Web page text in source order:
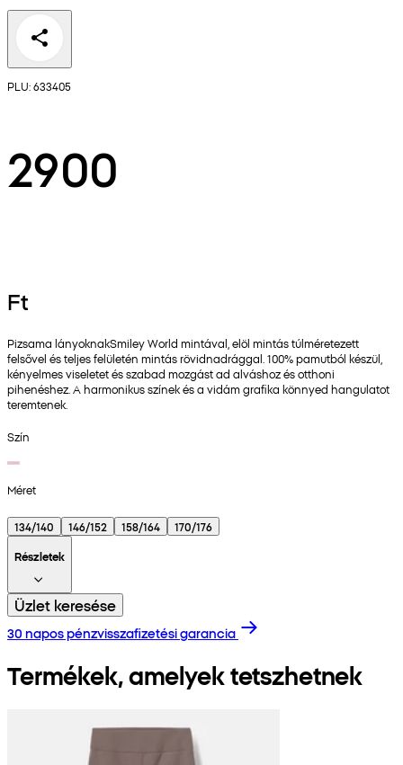
PLU: 633405
2900
Ft
Pizsama lányoknakSmiley World mintával, elöl mintás túlméretezett
felsővel és teljes felületén mintás rövidnadrággal. 100% pamutból készül,
kényelmes viseletet és szabad mozgást ad alváshoz és otthoni
pihenéshez. A harmonikus színek és a vidám grafika könnyed hangulatot
teremtenek.
Szín
Méret
134/140 146/152 158/164
170/176
Részletek
Üzlet keresése
30 napos pénzvisszafizetési garancia
Termékek, amelyek tetszhetnek